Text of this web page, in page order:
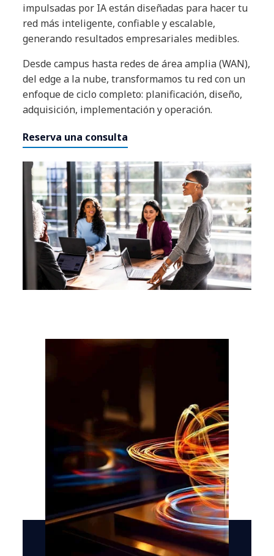
impulsadas por IA están diseñadas para hacer tu
red más inteligente, confiable y escalable,
generando resultados empresariales medibles.
Desde campus hasta redes de área amplia (WAN),
del edge a la nube, transformamos tu red con un
enfoque de ciclo completo: planificación, diseño,
adquisición, implementación y operación.
Reserva una consulta